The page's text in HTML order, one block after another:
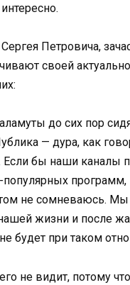
Петровича,
своей
до сих пор
— дура, как
Если бы наши каналы
программ,
не сомневаюсь.
жизни и после
будет при таком
не видит, потому